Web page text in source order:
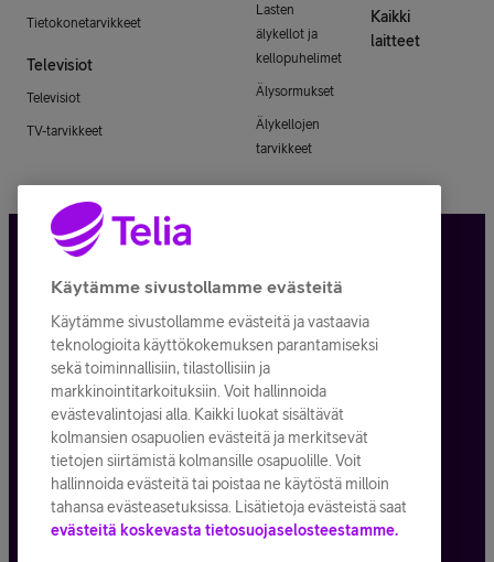
Tietokonetarvikkeet
Televisiot
Televisiot
TV-tarvikkeet
Lasten
älykellot ja
kellopuhelimet
Älysormukset
Älykellojen
tarvikkeet
Kaikki
laitteet
Tietosuoja ja -turva
Tilauksen peruuttaminen
Käyttöehdot
Evästeiden käyttö
Toimitusehdot ja palvelukuvaukset
Käytämme sivustollamme evästeitä
Käytämme sivustollamme evästeitä ja vastaavia
teknologioita käyttökokemuksen parantamiseksi
sekä toiminnallisiin, tilastollisiin ja
markkinointitarkoituksiin. Voit hallinnoida
evästevalintojasi alla. Kaikki luokat sisältävät
kolmansien osapuolien evästeitä ja merkitsevät
tietojen siirtämistä kolmansille osapuolille. Voit
hallinnoida evästeitä tai poistaa ne käytöstä milloin
tahansa evästeasetuksissa. Lisätietoja evästeistä saat
evästeitä koskevasta tietosuojaselosteestamme.